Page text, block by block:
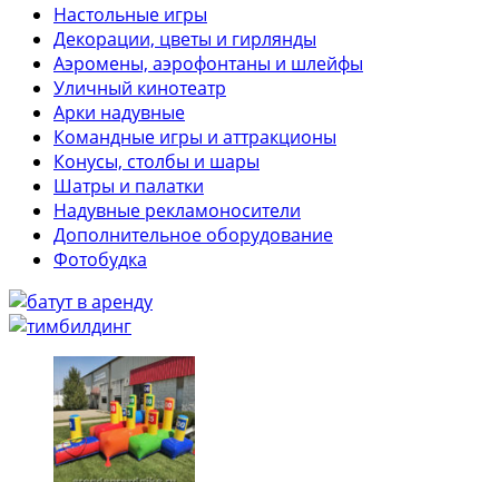
Настольные игры
Декорации, цветы и гирлянды
Аэромены, аэрофонтаны и шлейфы
Уличный кинотеатр
Арки надувные
Командные игры и аттракционы
Конусы, столбы и шары
Шатры и палатки
Надувные рекламоносители
Дополнительное оборудование
Фотобудка